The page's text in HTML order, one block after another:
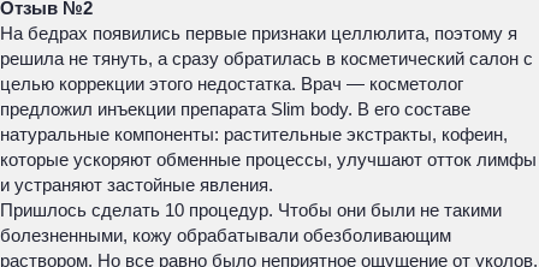
Отзыв №2
На бедрах появились первые признаки целлюлита, поэтому я
решила не тянуть, а сразу обратилась в косметический салон с
целью коррекции этого недостатка. Врач — косметолог
предложил инъекции препарата Slim body. В его составе
натуральные компоненты: растительные экстракты, кофеин,
которые ускоряют обменные процессы, улучшают отток лимфы
и устраняют застойные явления.
Пришлось сделать 10 процедур. Чтобы они были не такими
болезненными, кожу обрабатывали обезболивающим
раствором. Но все равно было неприятное ощущение от уколов.